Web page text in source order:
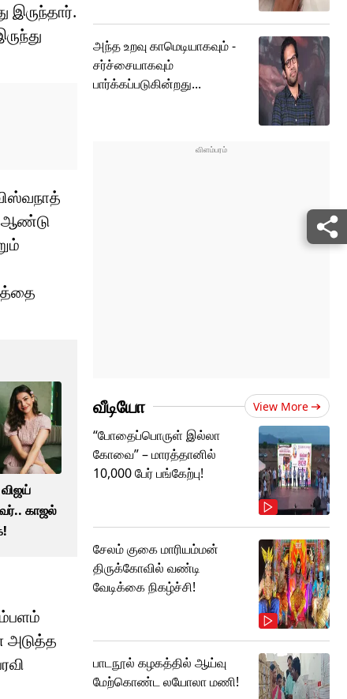
இருந்தார்.
ஆண்டு
காஜல்
அடுத்த
அந்த உறவு காமெடியாகவும் -
சர்ச்சையாகவும்
பார்க்கப்படுகின்றது...
வீடியோ View More
“போதைப்பொருள் இல்லா
கோவை” – மாரத்தானில்
10,000 பேர் பங்கேற்பு!
சேலம் குகை மாரியம்மன்
திருக்கோவில் வண்டி
வேடிக்கை நிகழ்ச்சி!
பாடநூல் கழகத்தில் ஆய்வு
மேற்கொண்ட லயோலா மணி!